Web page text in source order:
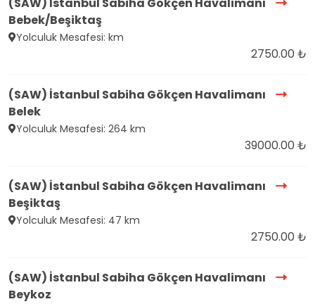
Bebek/Beşiktaş
Yolculuk Mesafesi: km
2750.00 ₺
(SAW) İstanbul Sabiha Gökçen Havalimanı
Belek
Yolculuk Mesafesi: 264 km
39000.00 ₺
(SAW) İstanbul Sabiha Gökçen Havalimanı
Beşiktaş
Yolculuk Mesafesi: 47 km
2750.00 ₺
(SAW) İstanbul Sabiha Gökçen Havalimanı
Beykoz